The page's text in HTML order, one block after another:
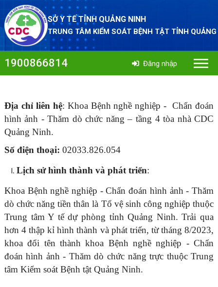
SỞ Y TẾ TỈNH QUẢNG NINH
TRUNG TÂM KIỂM SOÁT BỆNH TẬT TỈNH
Đăng nhập
1900866814
Địa chỉ liên hệ: Khoa Bệnh nghề nghiệp - Chẩn đoán
hình ảnh - Thăm dò chức năng – tầng 4 tòa nhà CDC
Quảng Ninh.
Số điện thoại: 02033.826.054
Lịch sử hình thành và phát triển:
Khoa Bệnh nghề nghiệp - Chẩn đoán hình ảnh - Thăm
dò chức năng tiền thân là Tổ vệ sinh công nghiệp thuộc
Trung tâm Y tế dự phòng tỉnh Quảng Ninh. Trải qua
hơn 4 thập kỉ hình thành và phát triển, từ tháng 8/2023,
khoa đổi tên thành khoa Bệnh nghề nghiệp - Chẩn
đoán hình ảnh - Thăm dò chức năng trực thuộc Trung
tâm Kiểm soát Bệnh tật Quảng Ninh.